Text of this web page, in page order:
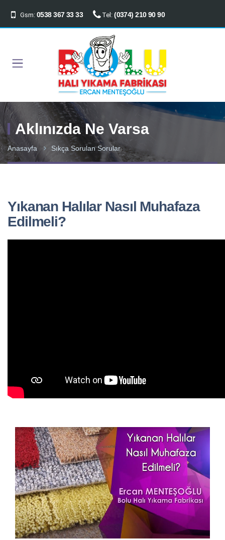
Gsm: 0538 367 33 33 Tel:(0374) 210 90 90
Aklınızda Ne Varsa
Anasayfa Sıkça Sorulan Sorular
Yıkanan Halılar Nasıl Muhafaza
Edilmeli?